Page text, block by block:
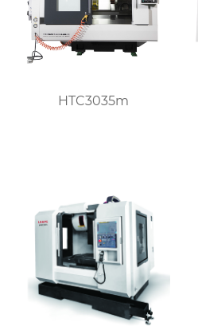
HTC3035m